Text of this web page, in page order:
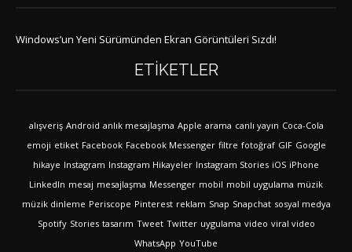
Windows’un Yeni Sürümünden Ekran Görüntüleri Sızdı!
ETIKETLER
alışveriş Android anlık mesajlaşma Apple arama canlı yayın Coca-Cola
emoji etiket Facebook Facebook Messenger filtre fotoğraf GIF Google
hikaye Instagram Instagram Hikayeler Instagram Stories iOS iPhone
LinkedIn mesaj mesajlaşma Messenger mobil mobil uygulama müzik
müzik dinleme Periscope Pinterest reklam Snap Snapchat sosyal medya
Spotify Stories tasarım Tweet Twitter uygulama video viral video
WhatsApp YouTube